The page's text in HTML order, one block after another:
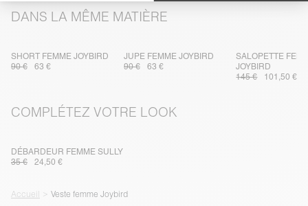
DANS LA MÊME MATIÈRE
SHORT FEMME JOYBIRD
90 €
63 €
JUPE FEMME JOYBIRD
90 €
63 €
SALOPETTE
JOYBIRD
145 €
101,50 €
COMPLÉTEZ VOTRE LOOK
DÉBARDEUR FEMME SULLY
35 €
24,50 €
Accueil Veste femme Joybird